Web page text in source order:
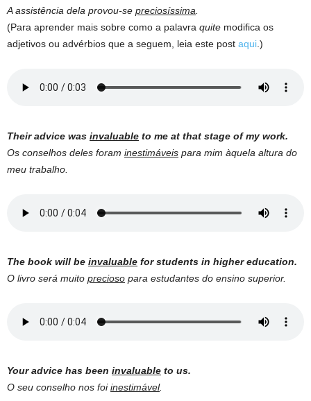
A assistência dela provou-se preciosíssima
(Para aprender mais sobre como a palavra quite modifica os
adjetivos ou advérbios que a seguem, leia este post aqui .)
Their advice was invaluable to me at that stage of my work.
Os conselhos deles foram inestimáveis para mim àquela altura do
meu trabalho.
The book will be invaluable for students in higher education.
O livro será muito precioso para estudantes do ensino superior.
Your advice has been invaluable to us.
O seu conselho nos foiinestimável.